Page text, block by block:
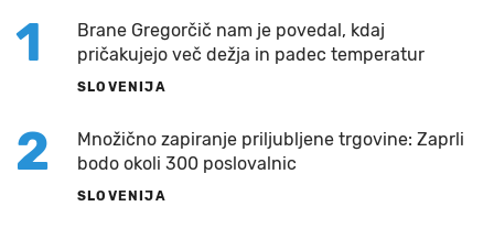
1
Brane Gregorčič nam je povedal, kdaj
pričakujejo več dežja in padec temperatur
SLOVENIJA
2
Množično zapiranje priljubljene trgovine: Zaprli
bodo okoli 300 poslovalnic
SLOVENIJA